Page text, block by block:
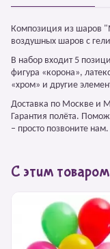
Композиция из шаров
воздушных шаров с
В набор входит 5
фигура «корона»,
«хром» и другие
Доставка по Москве и
Гарантия полёта.
– просто позвоните нам.
С этим